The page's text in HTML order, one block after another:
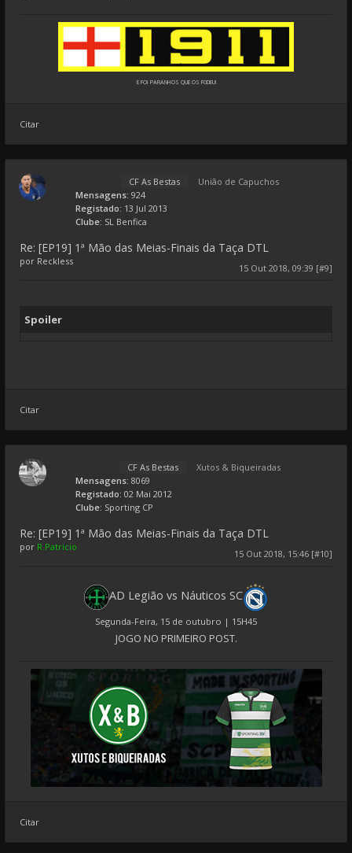
E FOI PARANHOS QUE OS F0DEU!
Citar
CF As Bestas
União de Capuchos
Mensagens: 924
Registado: 13 Jul 2013
Clube: SL Benfica
Re: [EP19] 1ª Mão das Meias-Finais da Taça DTL
15 Out 2018, 09:39 [#9]
por Reckless
Spoiler
Citar
CF As Bestas
Xutos & Biqueiradas
Mensagens: 8069
Registado: 02 Mai 2012
Clube: Sporting CP
Re: [EP19] 1ª Mão das Meias-Finais da Taça DTL
15 Out 2018, 15:46 [#10]
por R.Patricio
AD Legião vs Náuticos SC
Segunda-Feira, 15 de outubro | 15H45
JOGO NO PRIMEIRO POST.
Citar